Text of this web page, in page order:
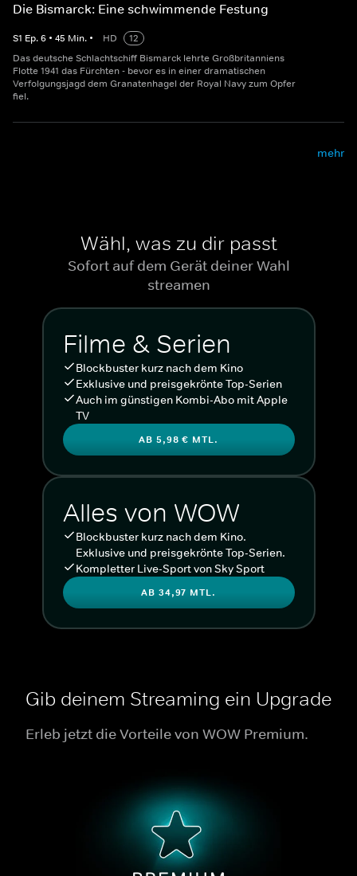
Die Bismarck: Eine schwimmende Festung
S1 Ep.6 • 45 Min. • HD
12
Das deutsche Schlachtschiff Bismarck lehrte Großbritanniens
Flotte 1941 das Fürchten - bevor es in einer dramatischen
Verfolgungsjagd dem Granatenhagel der Royal Navy zum Opfer
fiel.
mehr
Wähl, was zu dir passt
Sofort auf dem Gerät deiner Wahl
streamen
Filme & Serien
Blockbuster kurz nach dem Kino
Exklusive und preisgekrönte Top-Serien
Auch im günstigen Kombi-Abo mit Apple
TV
AB 5,98 € MTL.
Alles von WOW
Blockbuster kurz nach dem Kino.
Exklusive und preisgekrönte Top-Serien.
Kompletter Live-Sport von Sky Sport
AB 34,97 MTL.
Gib deinem Streaming ein Upgrade
Erleb jetzt die Vorteile von WOW Premium.